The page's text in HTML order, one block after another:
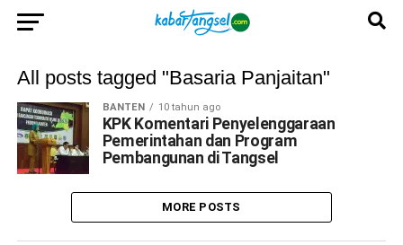
All posts tagged "Basaria Panjaitan"
BANTEN 10 tahun ago
KPK Komentari Penyelenggaraan
Pemerintahan dan Program
Pembangunan di Tangsel
MORE POSTS